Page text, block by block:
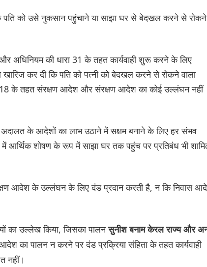
पति को उसे नुकसान पहुंचाने या साझा घर से बेदखल करने से रोकने
अधिनियम की धारा 31 के तहत कार्यवाही शुरू करने के लिए
कर दी कि पति को पत्नी को बेदखल करने से रोकने वाला
के तहत संरक्षण आदेश और संरक्षण आदेश का कोई उल्लंघन नहीं
के आदेशों का लाभ उठाने में सक्षम बनाने के लिए हर संभव
में आर्थिक शोषण के रूप में साझा घर तक पहुंच पर प्रतिबंध भी
आदेश के उल्लंघन के लिए दंड प्रदान करती है, न कि निवास
का उल्लेख किया, जिसका पालनसुनीश बनाम केरल राज्य और
का पालन न करने पर दंड प्रक्रिया संहिता के तहत कार्यवाही
नहीं।